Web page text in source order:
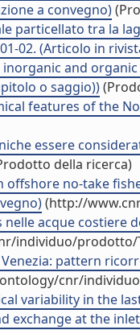
a convegno)
particellato tra la
02. (Articolo in
and
o saggio))
features of the
essere
della ricerca)
no-take
(http://
acque costiere
individuo/prodotto/
pattern
cnr/
variability in the
exchange at the